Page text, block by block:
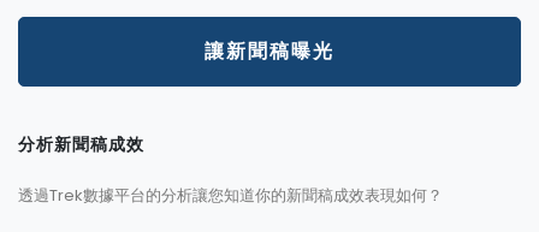
讓新聞稿曝光
分析新聞稿成效
透過Trek數據平台的分析讓您知道你的新聞稿成效表現如何？